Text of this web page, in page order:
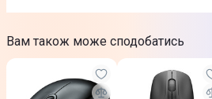
Вам також може сподобатись